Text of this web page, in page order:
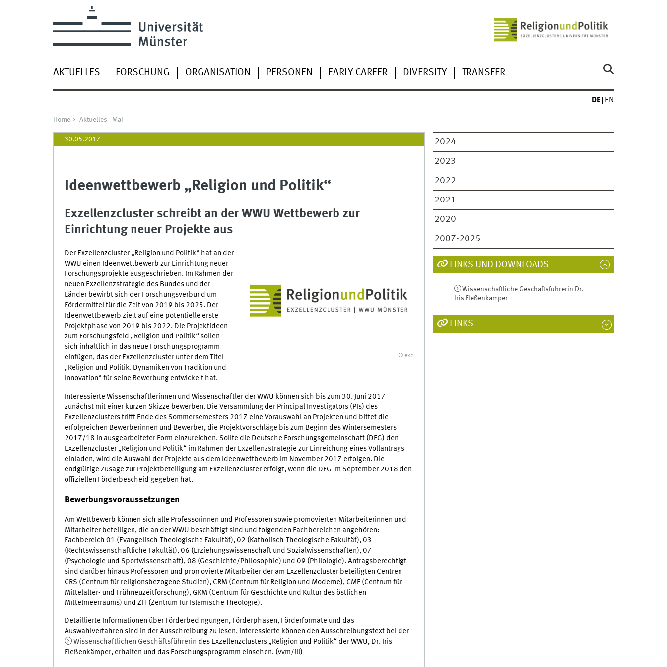
AKTUELLES FORSCHUNG ORGANISATION PERSONEN EARLY CAREER DIVERSITY TRANSFER
DE EN
Home Aktuelles Mai
2024
2023
2022
2021
2020
2007-2025
30.05.2017
Ideenwettbewerb „Religion und Politik“
Exzellenzcluster schreibt an der WWU Wettbewerb zur
Einrichtung neuer Projekte aus
© exc
Der Exzellenzcluster „Religion und Politik“ hat an der
WWU einen Ideenwettbewerb zur Einrichtung neuer
Forschungsprojekte ausgeschrieben. Im Rahmen der
neuen Exzellenzstrategie des Bundes und der
Länder bewirbt sich der Forschungsverbund um
Fördermittel für die Zeit von 2019 bis 2025. Der
Ideenwettbewerb zielt auf eine potentielle erste
Projektphase von 2019 bis 2022. Die Projektideen
zum Forschungsfeld „Religion und Politik“ sollen
sich inhaltlich in das neue Forschungsprogramm
einfügen, das der Exzellenzcluster unter dem Titel
„Religion und Politik. Dynamiken von Tradition und
Innovation“ für seine Bewerbung entwickelt hat.
Interessierte Wissenschaftlerinnen und Wissenschaftler der WWU können sich bis zum 30. Juni 2017
zunächst mit einer kurzen Skizze bewerben. Die Versammlung der Principal Investigators (PIs) des
Exzellenzclusters trifft Ende des Sommersemesters 2017 eine Vorauswahl an Projekten und bittet die
erfolgreichen Bewerberinnen und Bewerber, die Projektvorschläge bis zum Beginn des Wintersemesters
2017/18 in ausgearbeiteter Form einzureichen. Sollte die Deutsche Forschungsgemeinschaft (DFG) den
Exzellenzcluster „Religion und Politik“ im Rahmen der Exzellenzstrategie zur Einreichung eines Vollantrags
einladen, wird die Auswahl der Projekte aus dem Ideenwettbewerb im November 2017 erfolgen. Die
endgültige Zusage zur Projektbeteiligung am Exzellenzcluster erfolgt, wenn die DFG im September 2018 den
offiziellen Förderbescheid gegeben hat.
Bewerbungsvoraussetzungen
Am Wettbewerb können sich alle Professorinnen und Professoren sowie promovierten Mitarbeiterinnen und
Mitarbeiter beteiligen, die an der WWU beschäftigt sind und folgenden Fachbereichen angehören:
Fachbereich 01 (Evangelisch-Theologische Fakultät), 02 (Katholisch-Theologische Fakultät), 03
(Rechtswissenschaftliche Fakultät), 06 (Erziehungswissenschaft und Sozialwissenschaften), 07
(Psychologie und Sportwissenschaft), 08 (Geschichte/Philosophie) und 09 (Philologie). Antragsberechtigt
sind darüber hinaus Professoren und promovierte Mitarbeiter der am Exzellenzcluster beteiligten Centren
CRS (Centrum für religionsbezogene Studien), CRM (Centrum für Religion und Moderne), CMF (Centrum für
Mittelalter- und Frühneuzeitforschung), GKM (Centrum für Geschichte und Kultur des östlichen
Mittelmeerraums) und ZIT (Zentrum für Islamische Theologie).
Detaillierte Informationen über Förderbedingungen, Förderphasen, Förderformate und das
Auswahlverfahren sind in der Ausschreibung zu lesen. Interessierte können den Ausschreibungstext bei der
Wissenschaftlichen Geschäftsführerin des Exzellenzclusters „Religion und Politik“ der WWU, Dr. Iris
Fleßenkämper, erhalten und das Forschungsprogramm einsehen. (vvm/ill)
LINKS UND DOWNLOADS
Wissenschaftliche Geschäftsführerin Dr.
Iris Fleßenkämper
LINKS